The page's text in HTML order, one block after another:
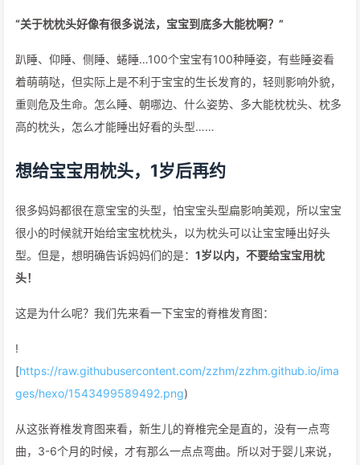
“关于枕枕头好像有很多说法，宝宝到底多大能枕啊？”
趴睡、仰睡、侧睡、蜷睡…100个宝宝有100种睡姿，有些睡姿看
着萌萌哒，但实际上是不利于宝宝的生长发育的，轻则影响外貌，
重则危及生命。怎么睡、朝哪边、什么姿势、多大能枕枕头、枕多
高的枕头，怎么才能睡出好看的头型……
想给宝宝用枕头，1岁后再约
很多妈妈都很在意宝宝的头型，怕宝宝头型扁影响美观，所以宝宝
很小的时候就开始给宝宝枕枕头，以为枕头可以让宝宝睡出好头
型。但是，想明确告诉妈妈们的是： 1岁以内，不要给宝宝用枕
头！
这是为什么呢？我们先来看一下宝宝的脊椎发育图：
!
[https://raw.githubusercontent.com/zzhm/zzhm.github.io/ima
ges/hexo/1543499589492.png)
从这张脊椎发育图来看，新生儿的脊椎完全是直的，没有一点弯
曲，3-6个月的时候，才有那么一点点弯曲。所以对于婴儿来说，